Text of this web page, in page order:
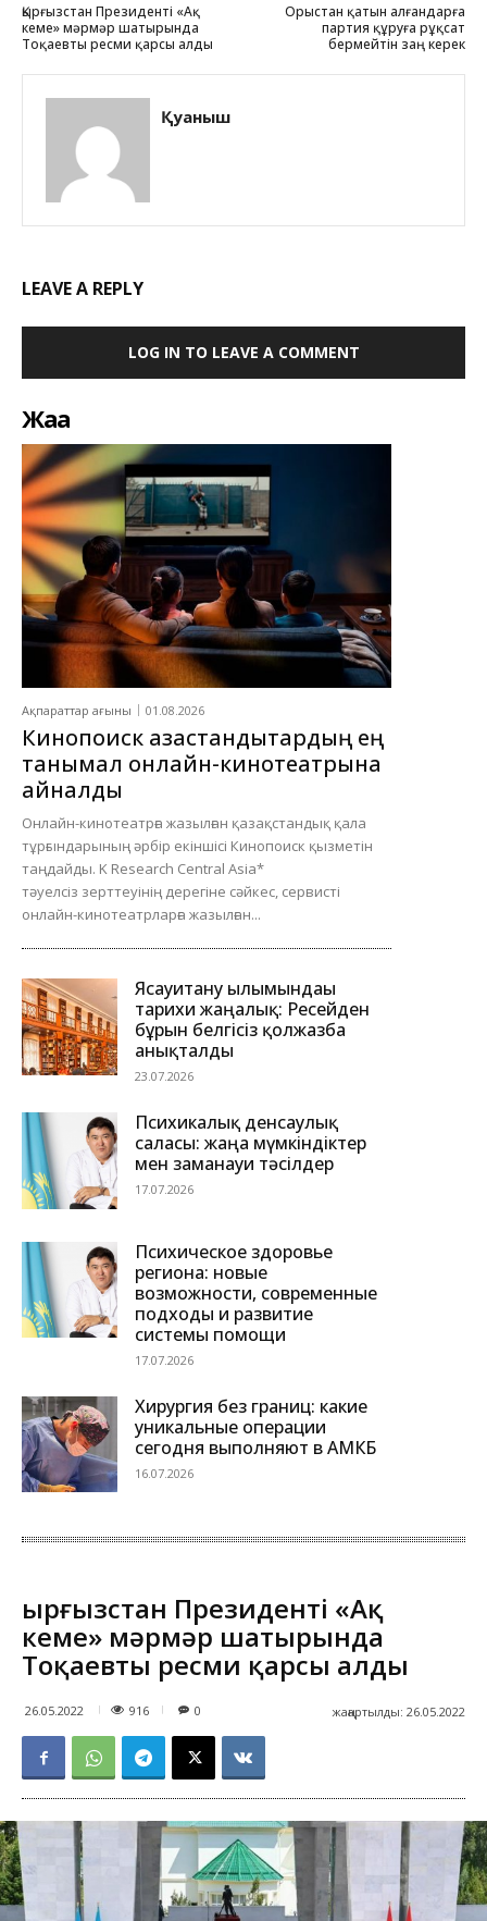
Қырғызстан Президенті «Ақ
кеме» мәрмәр шатырында
Тоқаевты ресми қарсы алды
Орыстан қатын алғандарға
партия құруға рұқсат
бермейтін заң керек
Қуаныш
LEAVE A REPLY
LOG IN TO LEAVE A COMMENT
Жаңа
Ақпараттар ағыны 01.08.2026
Кинопоиск қазақстандықтардың ең
танымал онлайн-кинотеатрына
айналды
Онлайн-кинотеатрға жазылған қазақстандық қала
тұрғындарының әрбір екіншісі Кинопоиск қызметін
таңдайды. K Research Central Asia*
тәуелсіз зерттеуінің дерегіне сәйкес, сервисті
онлайн-кинотеатрларға жазылған...
Ясауитану ғылымындағы
тарихи жаңалық: Ресейден
бұрын белгісіз қолжазба
анықталды
23.07.2026
Психикалық денсаулық
саласы: жаңа мүмкіндіктер
мен заманауи тәсілдер
17.07.2026
Психическое здоровье
региона: новые
возможности, современные
подходы и развитие
системы помощи
17.07.2026
Хирургия без границ: какие
уникальные операции
сегодня выполняют в АМКБ
16.07.2026